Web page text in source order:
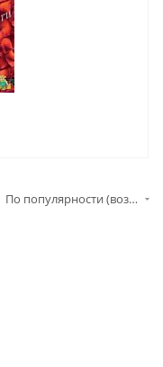
По популярности (возрастание)